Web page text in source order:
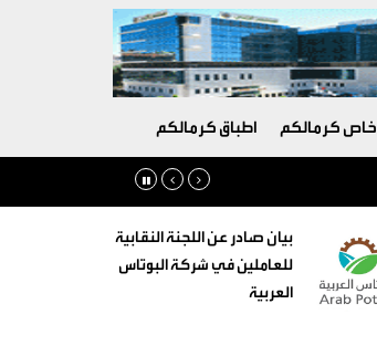
خاص كرمالكم اطباق كرمالكم
بيان صادر عن اللجنة النقابية
للعاملين في شركة البوتاس
العربية